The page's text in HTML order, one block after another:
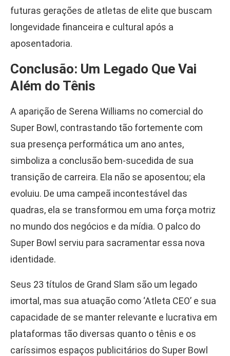
futuras gerações de atletas de elite que buscam
longevidade financeira e cultural após a
aposentadoria.
Conclusão: Um Legado Que Vai
Além do Tênis
A aparição de Serena Williams no comercial do
Super Bowl, contrastando tão fortemente com
sua presença performática um ano antes,
simboliza a conclusão bem-sucedida de sua
transição de carreira. Ela não se aposentou; ela
evoluiu. De uma campeã incontestável das
quadras, ela se transformou em uma força motriz
no mundo dos negócios e da mídia. O palco do
Super Bowl serviu para sacramentar essa nova
identidade.
Seus 23 títulos de Grand Slam são um legado
imortal, mas sua atuação como ‘Atleta CEO’ e sua
capacidade de se manter relevante e lucrativa em
plataformas tão diversas quanto o tênis e os
caríssimos espaços publicitários do Super Bowl